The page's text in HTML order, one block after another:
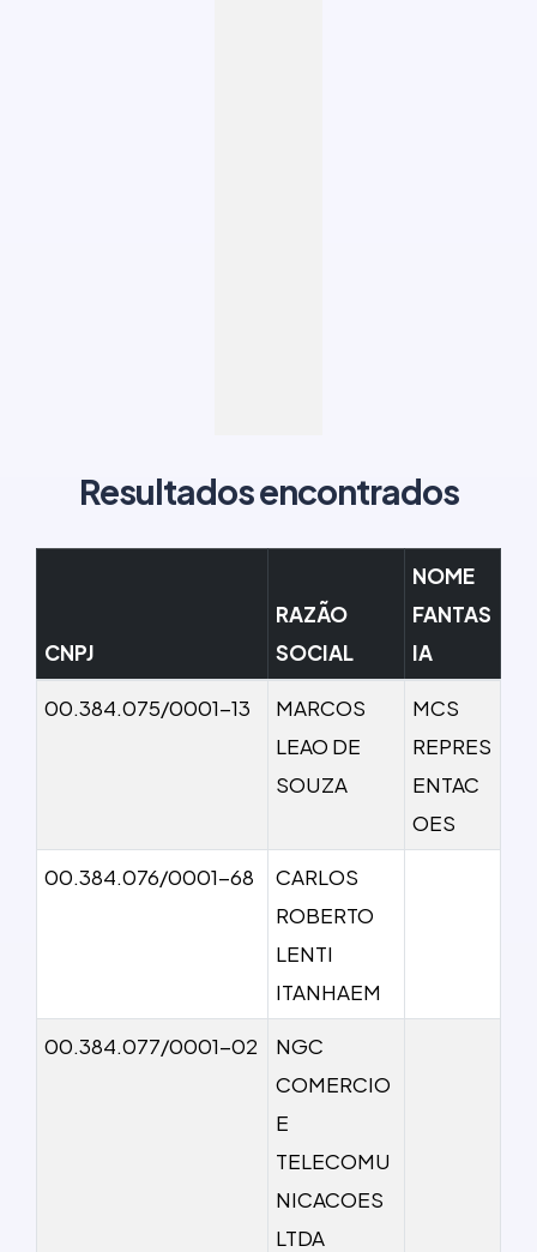
Resultados encontrados
CNPJ
RAZÃO
SOCIAL
NOME
FANTAS
IA
00.384.075/0001-13
MARCOS
LEAO DE
SOUZA
MCS
REPRES
ENTAC
OES
00.384.076/0001-68
CARLOS
ROBERTO
LENTI
ITANHAEM
00.384.077/0001-02
NGC
COMERCIO
E
TELECOMU
NICACOES
LTDA